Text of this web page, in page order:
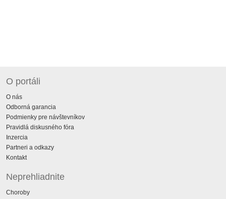
O portáli
O nás
Odborná garancia
Podmienky pre návštevníkov
Pravidlá diskusného fóra
Inzercia
Partneri a odkazy
Kontakt
Neprehliadnite
Choroby